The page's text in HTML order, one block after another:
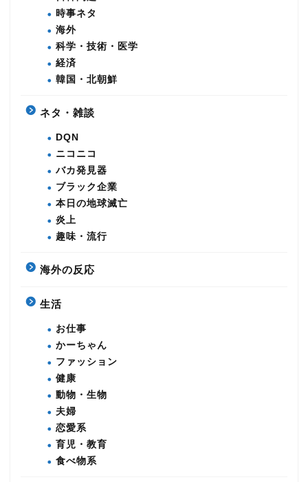
時事ネタ
海外
科学・技術・医学
経済
韓国・北朝鮮
ネタ・雑談
DQN
ニコニコ
バカ発見器
ブラック企業
本日の地球滅亡
炎上
趣味・流行
海外の反応
生活
お仕事
かーちゃん
ファッション
健康
動物・生物
夫婦
恋愛系
育児・教育
食べ物系